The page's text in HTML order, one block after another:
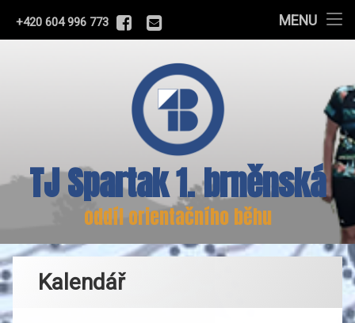
MENU
Program
Pro školy
Tréninková příprava
TJ Spartak 1. brněnská
oddíl orientačního běhu
Tel:
+420 604 996 773 FacebookE-mail
Kalendář